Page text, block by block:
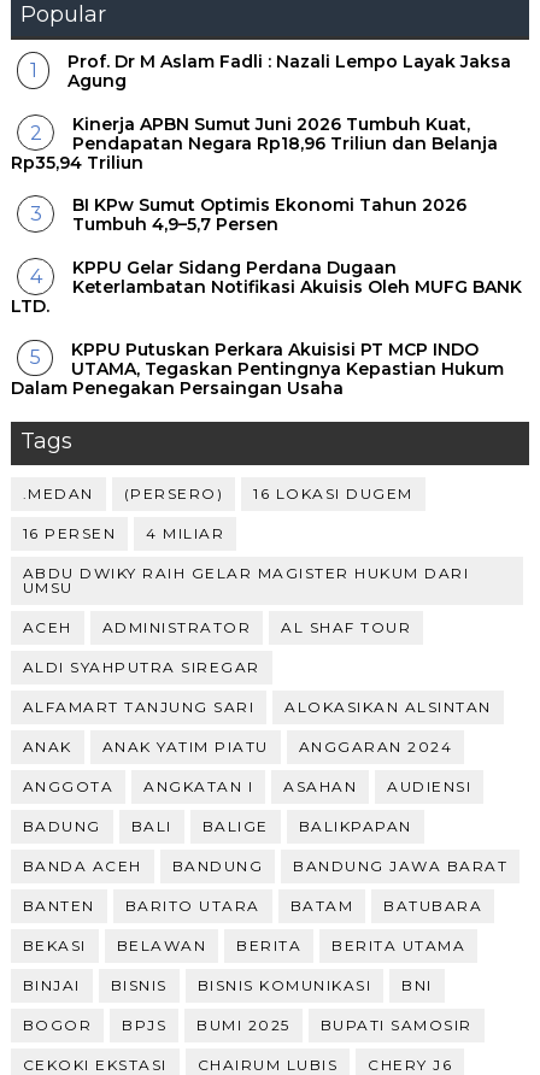
Popular
Prof. Dr M Aslam Fadli : Nazali Lempo Layak Jaksa
Agung
Kinerja APBN Sumut Juni 2026 Tumbuh Kuat,
Pendapatan Negara Rp18,96 Triliun dan Belanja
Rp35,94 Triliun
BI KPw Sumut Optimis Ekonomi Tahun 2026
Tumbuh 4,9–5,7 Persen
KPPU Gelar Sidang Perdana Dugaan
Keterlambatan Notifikasi Akuisis Oleh MUFG BANK
LTD.
KPPU Putuskan Perkara Akuisisi PT MCP INDO
UTAMA, Tegaskan Pentingnya Kepastian Hukum
Dalam Penegakan Persaingan Usaha
Tags
.MEDAN (PERSERO) 16 LOKASI DUGEM
16 PERSEN 4 MILIAR
ABDU DWIKY RAIH GELAR MAGISTER HUKUM DARI
UMSU
ACEH ADMINISTRATOR AL SHAF TOUR
ALDI SYAHPUTRA SIREGAR
ALFAMART TANJUNG SARI ALOKASIKAN ALSINTAN
ANAK ANAK YATIM PIATU ANGGARAN 2024
ANGGOTA ANGKATAN I ASAHAN AUDIENSI
BADUNG BALI BALIGE BALIKPAPAN
BANDA ACEH BANDUNG BANDUNG JAWA BARAT
BANTEN BARITO UTARA BATAM BATUBARA
BEKASI BELAWAN BERITA BERITA UTAMA
BINJAI BISNIS BISNIS KOMUNIKASI BNI
BOGOR BPJS BUMI 2025 BUPATI SAMOSIR
CEKOKI EKSTASI CHAIRUM LUBIS CHERY J6